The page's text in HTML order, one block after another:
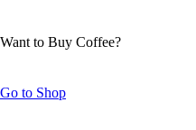
Want to Buy Coffee?
Go to Shop